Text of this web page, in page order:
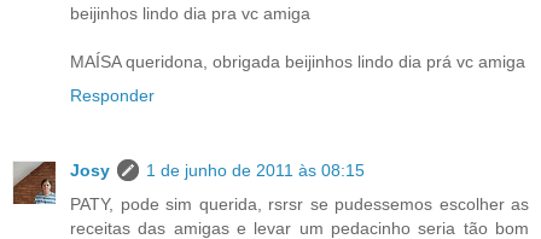
beijinhos lindo dia pra vc amiga
MAÍSA queridona, obrigada beijinhos lindo dia prá vc amiga
Responder
Josy
1 de junho de 2011 às 08:15
PATY, pode sim querida, rsrsr se pudessemos escolher as
receitas das amigas e levar um pedacinho seria tão bom